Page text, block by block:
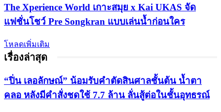
​The Xperience World เกาะสมุย x Kai UKAS จัด
แฟชั่นโชว์ Pre Songkran แบบเล่นน้ำก่อนใคร
โหลดเพิ่มเติม
เรื่องล่าสุด
“ปิ่น เลอลักษณ์” น้อมรับคำตัดสินศาลชั้นต้น น้ำตา
คลอ หลังมีคำสั่งชดใช้ 7.7 ล้าน ลั่นสู้ต่อในชั้นอุทธรณ์